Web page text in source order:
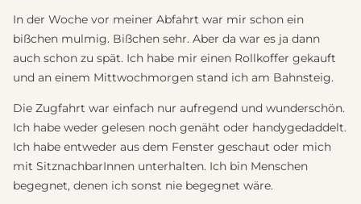
In der Woche vor meiner Abfahrt war mir schon ein
bißchen mulmig. Bißchen sehr. Aber da war es ja dann
auch schon zu spät. Ich habe mir einen Rollkoffer gekauft
und an einem Mittwochmorgen stand ich am Bahnsteig.
Die Zugfahrt war einfach nur aufregend und wunderschön.
Ich habe weder gelesen noch genäht oder handygedaddelt.
Ich habe entweder aus dem Fenster geschaut oder mich
mit SitznachbarInnen unterhalten. Ich bin Menschen
begegnet, denen ich sonst nie begegnet wäre.